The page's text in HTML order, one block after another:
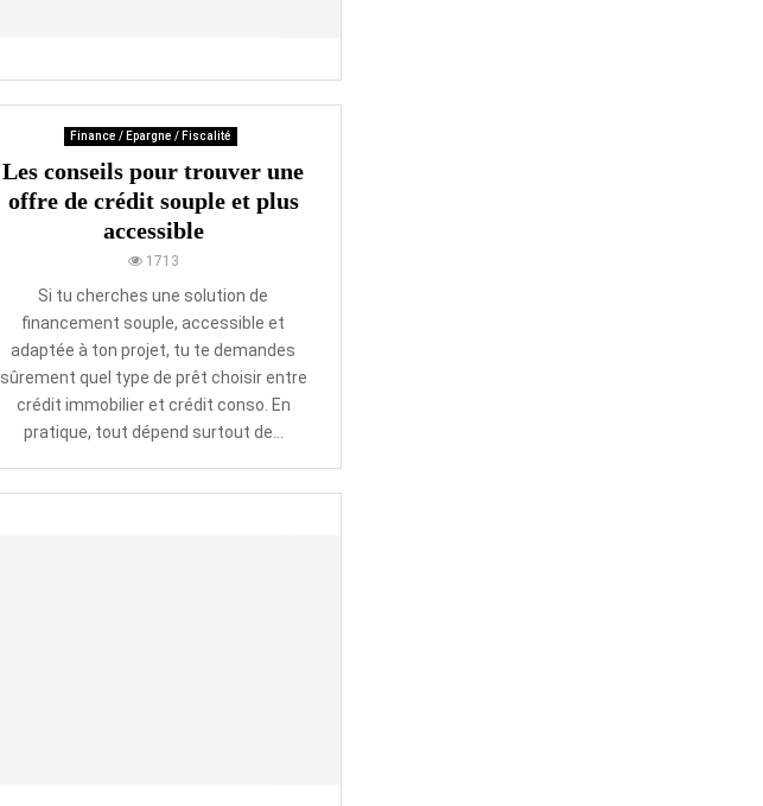
Finance / Epargne / Fiscalité
Les conseils pour trouver une
offre de crédit souple et plus
accessible
1713
Si tu cherches une solution de
financement souple, accessible et
adaptée à ton projet, tu te demandes
sûrement quel type de prêt choisir entre
crédit immobilier et crédit conso. En
pratique, tout dépend surtout de...